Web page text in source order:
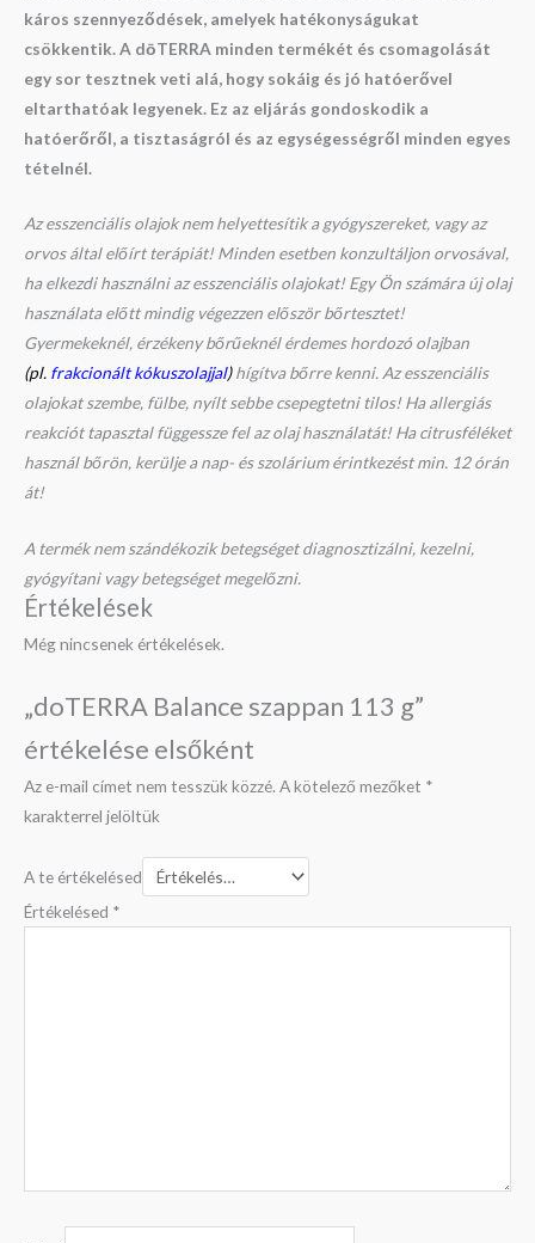
káros szennyeződések, amelyek hatékonyságukat
csökkentik. A dōTERRA minden termékét és csomagolását
egy sor tesztnek veti alá, hogy sokáig és jó hatóerővel
eltarthatóak legyenek. Ez az eljárás gondoskodik a
hatóerőről, a tisztaságról és az egységességről minden egyes
tételnél.
Az esszenciális olajok nem helyettesítik a gyógyszereket, vagy az
orvos által előírt terápiát! Minden esetben konzultáljon orvosával,
ha elkezdi használni az esszenciális olajokat! Egy Ön számára új olaj
használata előtt mindig végezzen először bőrtesztet!
Gyermekeknél, érzékeny bőrűeknél érdemes hordozó olajban
(pl. frakcionált kókuszolajjal)hígítva bőrre kenni. Az esszenciális
olajokat szembe, fülbe, nyílt sebbe csepegtetni tilos! Ha allergiás
reakciót tapasztal függessze fel az olaj használatát! Ha citrusféléket
használ bőrön, kerülje a nap- és szolárium érintkezést min. 12 órán
át!
A termék nem szándékozik betegséget diagnosztizálni, kezelni,
gyógyítani vagy betegséget megelőzni.
Értékelések
Még nincsenek értékelések.
„doTERRA Balance szappan 113 g”
értékelése elsőként
Az e-mail címet nem tesszük közzé. A kötelező mezőket *
karakterrel jelöltük
A te értékelésed
Értékelésed *